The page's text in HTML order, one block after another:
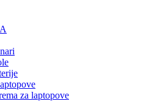
za laptopove